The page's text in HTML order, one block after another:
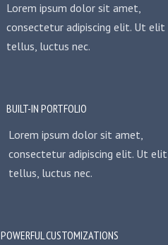
Lorem ipsum dolor sit amet,
consectetur adipiscing elit. Ut elit
tellus, luctus nec.
BUILT-IN PORTFOLIO
Lorem ipsum dolor sit amet,
consectetur adipiscing elit. Ut elit
tellus, luctus nec.
POWERFUL CUSTOMIZATIONS